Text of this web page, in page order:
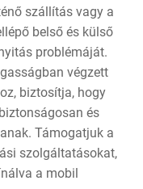
szállítás vagy a
belső és külső
problémáját.
végzett
biztosítja, hogy
és
Támogatjuk a
szolgáltatásokat,
a mobil